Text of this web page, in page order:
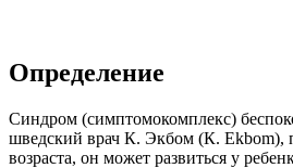
Определение
Синдром (симптомокомплекс)
шведский врач К. Экбом (К. Ekbom),
возраста, он может развиться у